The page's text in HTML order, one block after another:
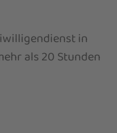
in
als 20 Stunden